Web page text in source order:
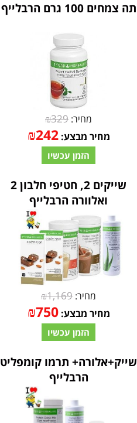
תה צמחים 100 גרם הרבלייף
מחיר: ₪329
מחיר מבצע: ₪242
הזמן עכשיו
שייקים 2, חטיפי חלבון 2
ואלוורה הרבלייף
מחיר: ₪1,169
מחיר מבצע: ₪750
הזמן עכשיו
שייק+אלורה+ תרמו קומפליט
הרבלייף